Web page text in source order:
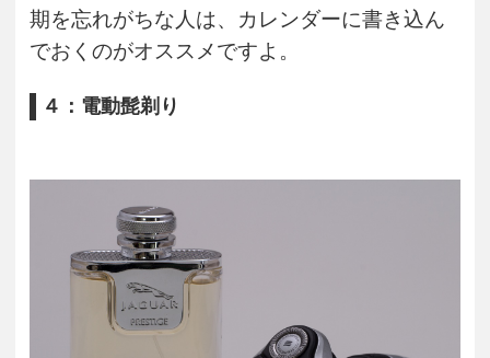
期を忘れがちな人は、カレンダーに書き込ん
でおくのがオススメですよ。
４：電動髭剃り